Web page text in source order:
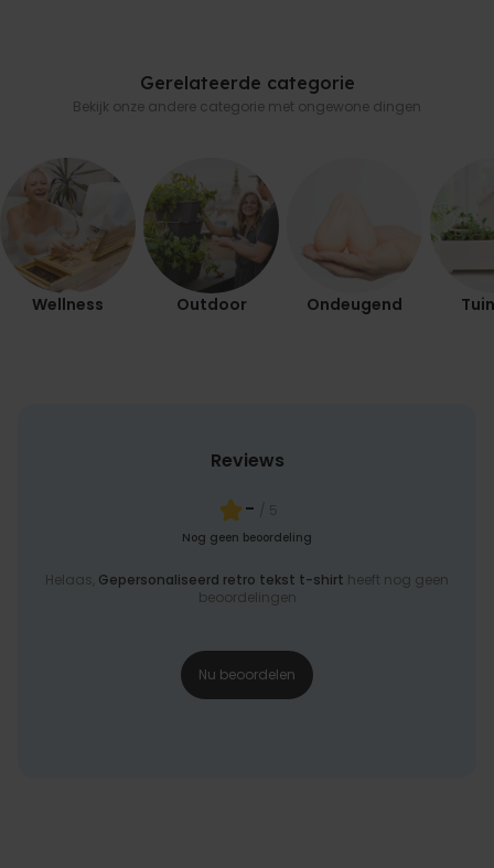
Gerelateerde categorie
Bekijk onze andere categorie met ongewone dingen
Wellness Outdoor Ondeugend
Reviews
- / 5
Nog geen beoordeling
Helaas, Gepersonaliseerd retro tekst t-shirt heeft nog geen
beoordelingen
Nu beoordelen